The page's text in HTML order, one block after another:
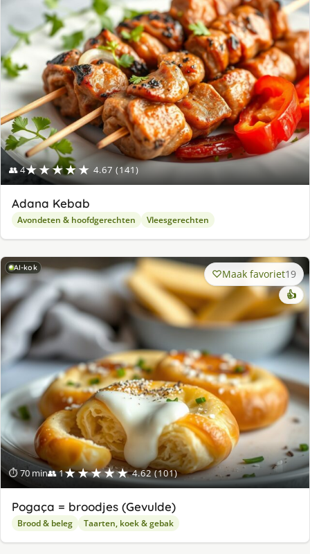
👥 4★★★★★ 4.67 (141)
Adana Kebab
Avondeten & hoofdgerechten Vleesgerechten
AI-kok
⏱ 70 min👥 1★★★★★ 4.62 (101)
Maak favoriet19
👍
Pogaça = broodjes (Gevulde)
Brood & beleg Taarten, koek & gebak